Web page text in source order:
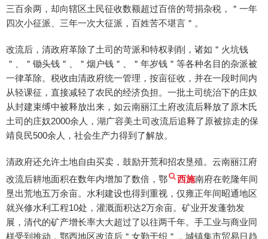
三百余两，却向辖区土民征收数额超过百倍的苛捐杂税，＂一年
四次小征派、三年一次大征派，百姓苦不堪言＂。
改流后，清政府革除了土司的苛派和特权剥削，诸如＂火坑钱
＂、＂锄头钱＂、＂烟户钱＂、＂年岁钱＂等各种名目的杂派被
一律革除。税收由清政府统一管理，按亩征收，并在一段时间内
从轻课征，直接减轻了农民的经济负担。一批土司统治下的庄奴
从封建束缚中被释放出来，如云南丽江土府改流后释放了原木氏
土司的庄奴2000余人，湖广容美土司改流后追释了原被掠走的保
靖良民500余人，社会生产力得到了解放。
清政府还允许土地自由买卖，鼓励开荒和招农垦殖。云南丽江府
改流后耕地面积在数年内增加了数倍，鄂
西施南府在乾隆年间
垦出荒地五万余亩。水利建设也得到重视，仅雍正年间昭通地区
就兴修水利工程10处，灌溉面积达2万余亩。矿业开发蓬勃发
展，清代的矿产增长率大大超过了以往两千年。手工业与商业同
样受到推动，鄂西地区改流后＂女勤于织＂，城镇集市贸易日趋